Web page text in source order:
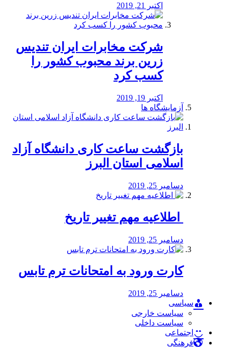
اکتبر 21, 2019
شرکت مخابرات ایران تندیس
زرین برند محبوب کشور را
کسب کرد
اکتبر 19, 2019
آزمایشگاه ها
بازگشت ساعت کاری دانشگاه آزاد
اسلامی استان البرز
دسامبر 25, 2019
️ اطلاعیه مهم تغییر تاریخ
دسامبر 25, 2019
کارت ورود به امتحانات ترم تابس
دسامبر 25, 2019
سیاسی
سیاست خارجی
سیاست داخلی
اجتماعی
فرهنگی